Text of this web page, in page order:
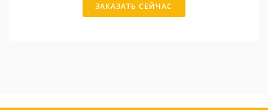
ЗАКАЗАТЬ СЕЙЧАС